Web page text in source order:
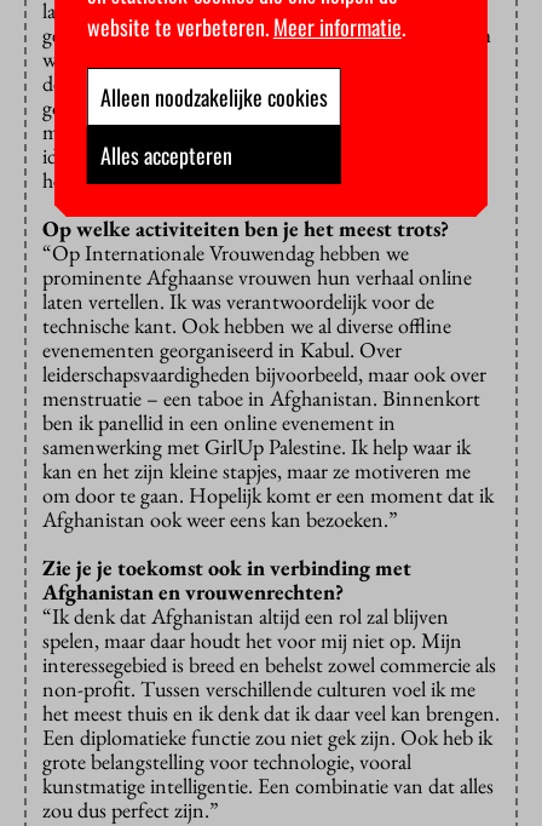
lastig dat ik niet in Afghanistan woon, maar dat was
gelukkig geen vereiste. Het grootste deel van ons team
woont in Kabul, maar er werken ook vrouwen vanuit
de VS en Canada. Ik spreek Farsi en ik heb
goed online kan inzetten. In een maandelijkse Zoom-
meeting bespreken we onze doelen en wisselen we
ideeën uit. De verhalen zijn enorm inspirerend en we
hebben al veel moois kunnen organiseren.”
Op welke activiteiten ben je het meest trots?
“Op Internationale Vrouwendag hebben we
prominente Afghaanse vrouwen hun verhaal online
laten vertellen. Ik was verantwoordelijk voor de
technische kant. Ook hebben we al diverse offline
evenementen georganiseerd in Kabul. Over
leiderschapsvaardigheden bijvoorbeeld, maar ook over
menstruatie – een taboe in Afghanistan. Binnenkort
ben ik panellid in een online evenement in
samenwerking met GirlUp Palestine. Ik help waar ik
kan en het zijn kleine stapjes, maar ze motiveren me
om door te gaan. Hopelijk komt er een moment dat ik
Afghanistan ook weer eens kan bezoeken.”
Zie je je toekomst ook in verbinding met
Afghanistan en vrouwenrechten?
“Ik denk dat Afghanistan altijd een rol zal blijven
spelen, maar daar houdt het voor mij niet op. Mijn
interessegebied is breed en behelst zowel commercie als
non-profit. Tussen verschillende culturen voel ik me
het meest thuis en ik denk dat ik daar veel kan brengen.
Een diplomatieke functie zou niet gek zijn. Ook heb ik
grote belangstelling voor technologie, vooral
kunstmatige intelligentie. Een combinatie van dat alles
zou dus perfect zijn.”
website te verbeteren.Meer informatie.
Alleen noodzakelijke cookies
Alles accepteren